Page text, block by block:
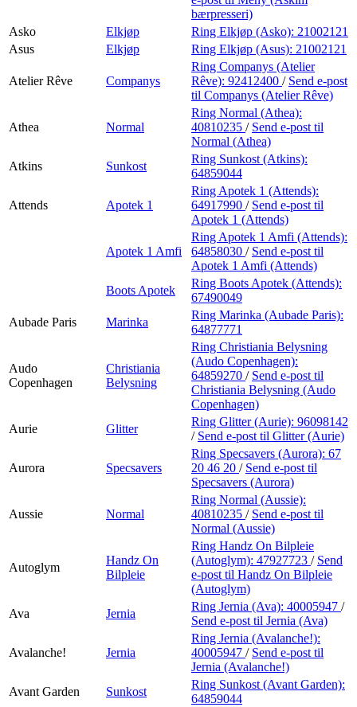
bærpresseri)
Asko
Elkjøp Ring Elkjøp (Asko): 21002121
Asus
Elkjøp Ring Elkjøp (Asus): 21002121
Atelier Rêve Companys
Ring Companys (Atelier
Rêve): 92412400 / Send e-post
til Companys (Atelier Rêve)
Athea Normal
Ring Normal (Athea):
40810235 / Send e-post til
Normal (Athea)
Atkins
Sunkost
Ring Sunkost (Atkins):
64859044
Attends Apotek 1
Ring Apotek 1 (Attends):
64917990 / Send e-post til
Apotek 1 (Attends)
Apotek 1 Amfi
Ring Apotek 1 Amfi (Attends):
64858030 / Send e-post til
Apotek 1 Amfi (Attends)
Boots Apotek
Ring Boots Apotek (Attends):
67490049
Aubade Paris
Marinka
Ring Marinka (Aubade Paris):
64877771
Audo
Copenhagen
Christiania
Belysning
Ring Christiania Belysning
(Audo Copenhagen):
64859270 / Send e-post til
Christiania Belysning (Audo
Copenhagen)
Aurie
Glitter
Ring Glitter (Aurie): 96098142
/ Send e-post til Glitter (Aurie)
Aurora Specsavers
Ring Specsavers (Aurora): 67
20 46 20 / Send e-post til
Specsavers (Aurora)
Aussie Normal
Ring Normal (Aussie):
40810235 / Send e-post til
Normal (Aussie)
Autoglym
Handz On
Bilpleie
Ring Handz On Bilpleie
(Autoglym): 47927723 / Send
e-post til Handz On Bilpleie
(Autoglym)
Ava
Jernia
Ring Jernia (Ava): 40005947 /
Send e-post til Jernia (Ava)
Avalanche! Jernia
Ring Jernia (Avalanche!):
40005947 / Send e-post til
Jernia (Avalanche!)
Avant Garden
Sunkost
Ring Sunkost (Avant Garden):
64859044